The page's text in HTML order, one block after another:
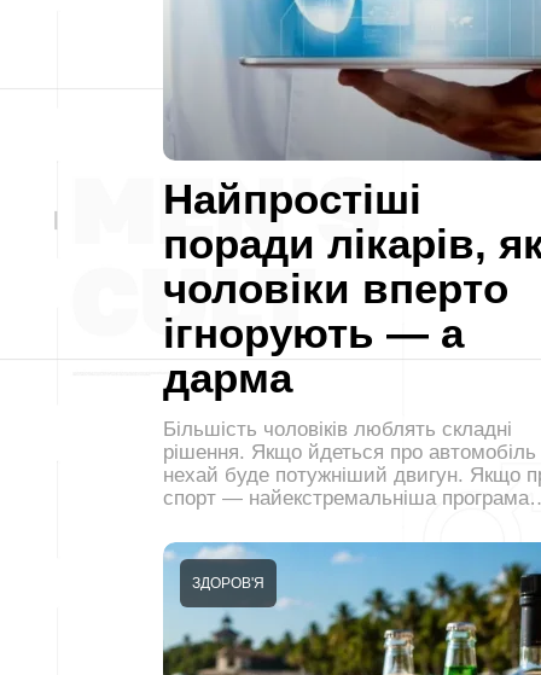
Найпростіші
поради лікарів,
чоловіки вперто
ігнорують — а
дарма
Більшість чоловіків люблять складні
рішення. Якщо йдеться про
нехай буде потужніший двигун. Якщо
спорт — найекстремальніша
ЗДОРОВ'Я